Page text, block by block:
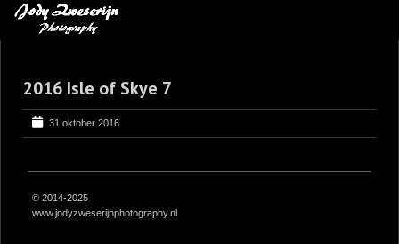
BLOG
LEREN VAN KUNST
CONTACT
2016 Isle of Skye 7
31 oktober 2016
© 2014-2025
www.jodyzweserijnphotography.nl